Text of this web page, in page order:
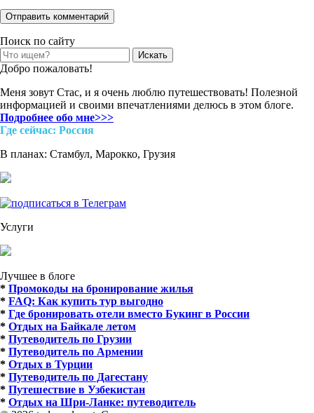
Поиск по сайту
Search
for:
Добро пожаловать!
Меня зовут Стас, и я очень люблю путешествовать! Полезной
информацией и своими впечатлениями делюсь в этом блоге.
Подробнее обо мне>>>
Где cейчас: Россия
В планах: Стамбул, Марокко, Грузия
Услуги
Лучшее в блоге
* Промокоды на бронирование жилья
* FAQ: Как купить тур выгодно
* Где бронировать отели вместо Букинг в России
* Отдых на Байкале летом
* Путеводитель по Грузии
* Путеводитель по Армении
* Отдых в Турции
* Путеводитель по Дагестану
* Путешествие в Узбекистан
* Отдых на Шри-Ланке: путеводитель